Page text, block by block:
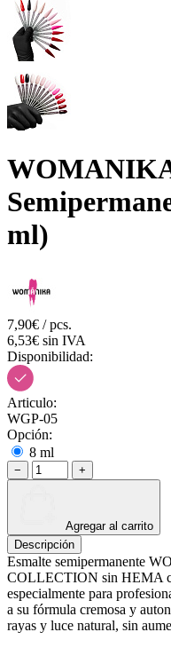
ml)
7,90€ / pcs.
6,53€ sin IVA
Disponibilidad:
Articulo:
WGP-05
Opción:
8 ml
− +
Agregar al carrito
Descripción
Esmalte semipermanente
COLLECTION sin HEMA
especialmente para
a su fórmula cremosa y
rayas y luce natural, sin